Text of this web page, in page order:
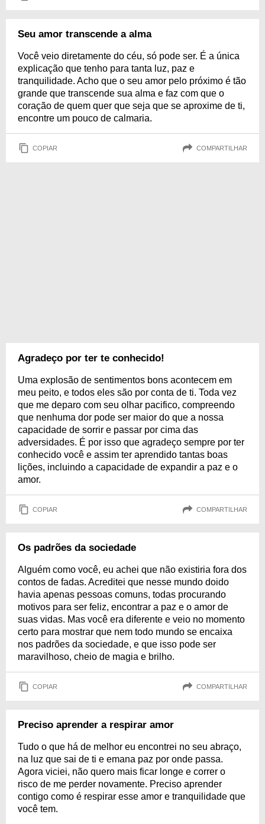
Seu amor transcende a alma
Você veio diretamente do céu, só pode ser. É a única
explicação que tenho para tanta luz, paz e
tranquilidade. Acho que o seu amor pelo próximo é tão
grande que transcende sua alma e faz com que o
coração de quem quer que seja que se aproxime de ti,
encontre um pouco de calmaria.
COPIAR COMPARTILHAR
Agradeço por ter te conhecido!
Uma explosão de sentimentos bons acontecem em
meu peito, e todos eles são por conta de ti. Toda vez
que me deparo com seu olhar pacifico, compreendo
que nenhuma dor pode ser maior do que a nossa
capacidade de sorrir e passar por cima das
adversidades. É por isso que agradeço sempre por ter
conhecido você e assim ter aprendido tantas boas
lições, incluindo a capacidade de expandir a paz e o
amor.
COPIAR COMPARTILHAR
Os padrões da sociedade
Alguém como você, eu achei que não existiria fora dos
contos de fadas. Acreditei que nesse mundo doido
havia apenas pessoas comuns, todas procurando
motivos para ser feliz, encontrar a paz e o amor de
suas vidas. Mas você era diferente e veio no momento
certo para mostrar que nem todo mundo se encaixa
nos padrões da sociedade, e que isso pode ser
maravilhoso, cheio de magia e brilho.
COPIAR COMPARTILHAR
Preciso aprender a respirar amor
Tudo o que há de melhor eu encontrei no seu abraço,
na luz que sai de ti e emana paz por onde passa.
Agora viciei, não quero mais ficar longe e correr o
risco de me perder novamente. Preciso aprender
contigo como é respirar esse amor e tranquilidade que
você tem.